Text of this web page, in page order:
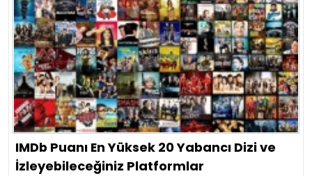
IMDb Puanı En Yüksek 20 Yabancı Dizi ve
İzleyebileceğiniz Platformlar